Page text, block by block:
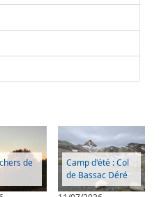
de
Camp d'été : Col
de Bassac Déré